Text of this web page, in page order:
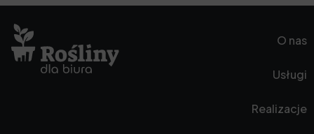
O nas
Usługi
Realizacje